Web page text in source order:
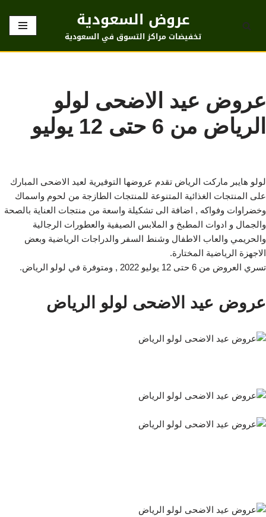
تخطى
عروض السعودية
تخفيضات مراكز التسوق في السعودية
عروض عيد الاضحى لولو
الرياض من 6 حتى 12 يوليو
لولو هايبر ماركت الرياض تقدم عروضها التوفيرية لعيد الاضحى المبارك
على المنتجات الغذائية المتنوعة للمنتجات الطازجة من لحوم واسماك
وخضراوات وفواكه , اضافة الى تشكيلة واسعة من منتجات العناية بالصحة
والجمال و ادوات المطبخ و الملابس الصيفية والعطورات الرجالية
والحريمي والعاب الاطفال وشنط السفر والدراجات الرياضية وبعض
الاجهزة الرياضية المختارة.
تسري العروض من 6 حتى 12 يوليو 2022 , ومتوفرة في لولو الرياض.
عروض عيد الاضحى لولو الرياض